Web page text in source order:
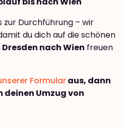
zur Durchführung – wir
du dich auf die schönen
nach Wien freuen
Formularaus, dann
Umzug von